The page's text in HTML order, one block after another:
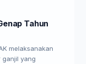
Tahun
melaksanakan
ganjil yang